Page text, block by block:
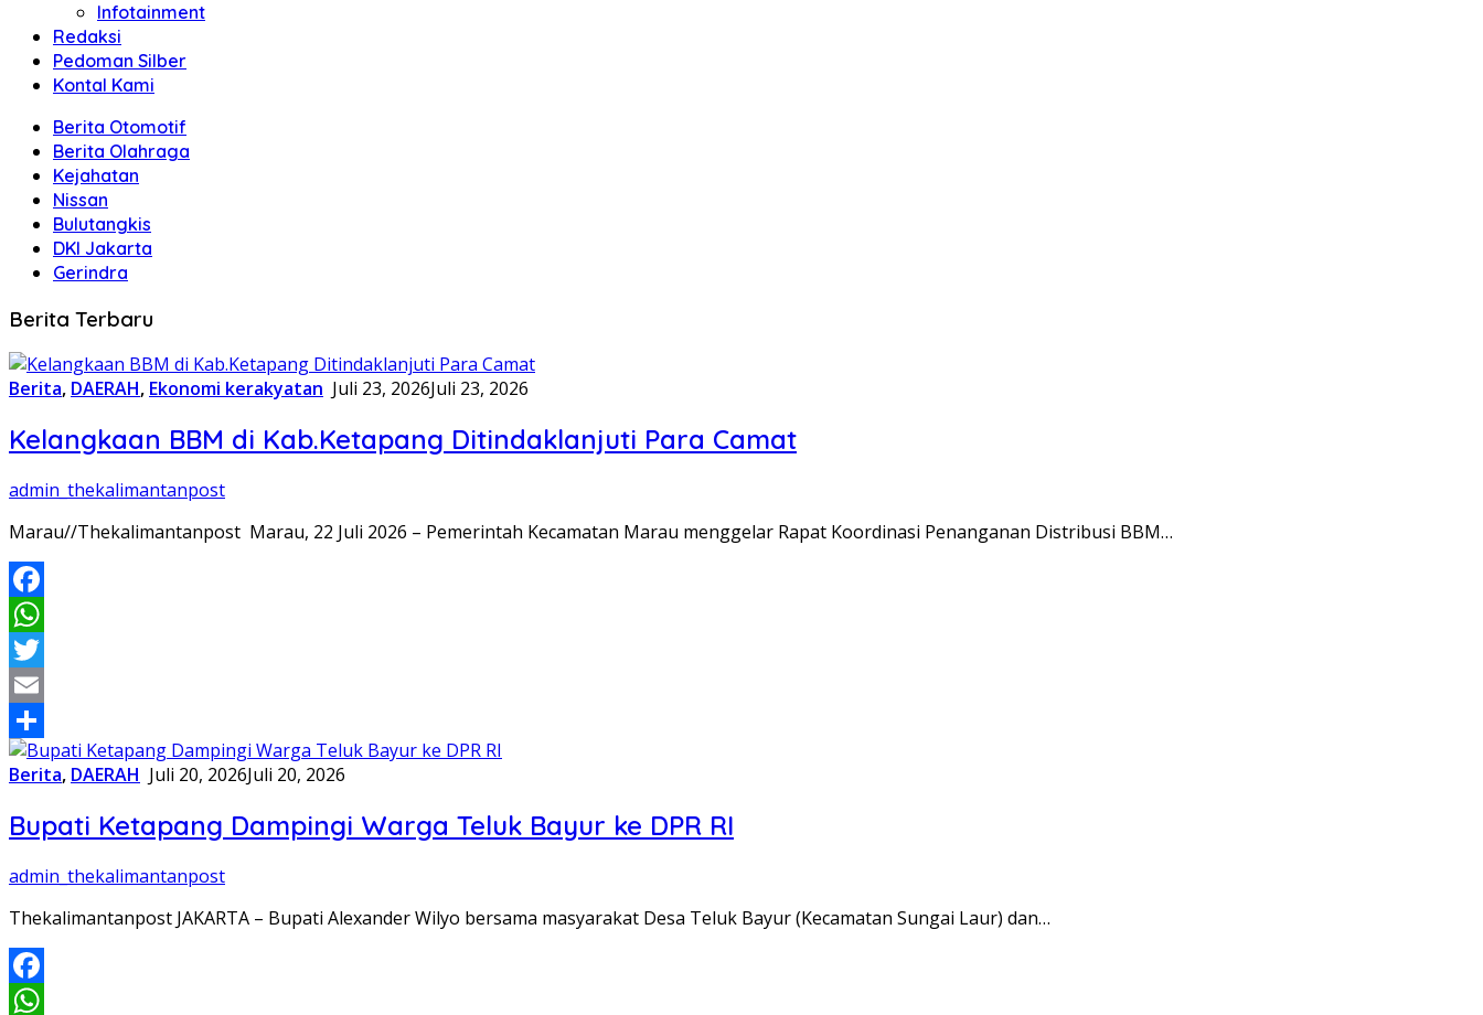
Infotainment
Redaksi
Pedoman Silber
Kontal Kami
Berita Otomotif
Berita Olahraga
Kejahatan
Nissan
Bulutangkis
DKI Jakarta
Gerindra
The
Kalimantan
Berita Terbaru
Berita, DAERAH, Ekonomi kerakyatan Juli 23, 2026Juli 23, 2026
Kelangkaan BBM di Kab.Ketapang Ditindaklanjuti Para Camat
admin_thekalimantanpost
Marau//Thekalimantanpost Marau, 22 Juli 2026 – Pemerintah Kecamatan Marau menggelar Rapat Koordinasi Penanganan Distribusi BBM…
Facebook
WhatsApp
Twitter
Email
Share
Berita, DAERAH Juli 20, 2026Juli 20, 2026
Bupati Ketapang Dampingi Warga Teluk Bayur ke DPR RI
admin_thekalimantanpost
Thekalimantanpost ​JAKARTA – Bupati Alexander Wilyo bersama masyarakat Desa Teluk Bayur (Kecamatan Sungai Laur) dan…
Facebook